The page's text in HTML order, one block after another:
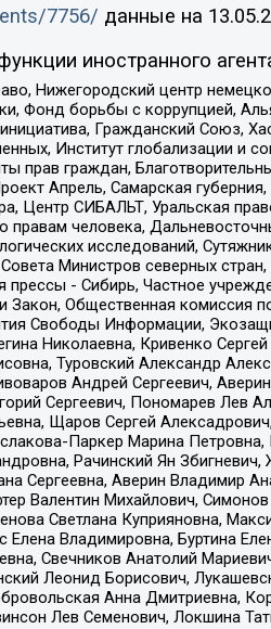
7756/ данные на
иностранного
Нижегородский центр
Фонд борьбы с коррупцией,
Гражданский Союз,
Институт глобализации и
прав граждан,
Апрель, Самарская
Центр СИБАЛЬТ, Уральская
правам человека,
исследований,
Министров северных
- Сибирь, Частное
Общественная
Свободы Информации,
Николаевна, Кривенко
Туровский Александр
Андрей Сергеевич,
Сергеевич, Пономарев Лев
Щаров Сергей
Паркер Марина
Рачинский Ян
Сергеевна, Аверин Владимир
Валентин Михайлович,
Светлана Куприяновна,
Елена Владимировна, Буртина
Свечников Анатолий
Леонид Борисович,
Анна Дмитриевна,
Лев Семенович, Локшина